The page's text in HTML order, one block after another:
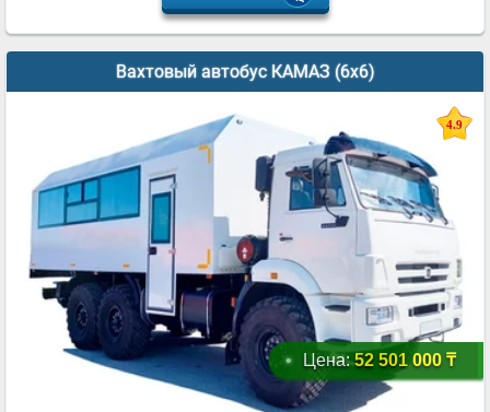
Вахтовый автобус КАМАЗ (6x6)
4.9
Цена:52 501 000 ₸